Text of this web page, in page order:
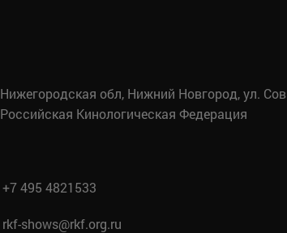
Нижегородская обл, Нижний Новгород, ул.
Российская Кинологическая Федерация
+7 495 4821533
rkf-shows@rkf.org.ru